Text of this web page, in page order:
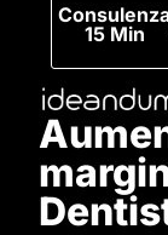
15 Min